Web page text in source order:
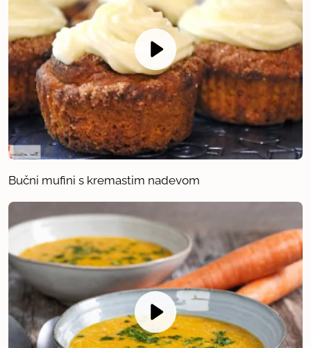
Bučni mufini s kremastim nadevom